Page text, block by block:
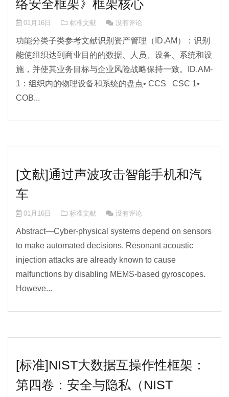
络安全框架》框架核心
01月16日 标准文献 没有评论
功能分类子类参考文献识别资产管理（ID.AM）：识别
能使组织达到商业目的的数据、人员、设备、系统和设
施，并使其业务目标与企业风险战略保持一致。ID.AM-
1：组织内的物理设备和系统的盘点• CCS CSC 1•
COB...
[文献]通过声波攻击智能手机和汽
车
01月16日 标准文献 没有评论
Abstract—Cyber-physical systems depend on sensors
to make automated decisions. Resonant acoustic
injection attacks are already known to cause
malfunctions by disabling MEMS-based gyroscopes.
Howeve...
[标准]NIST大数据互操作性框架：
第四卷：安全与隐私（NIST